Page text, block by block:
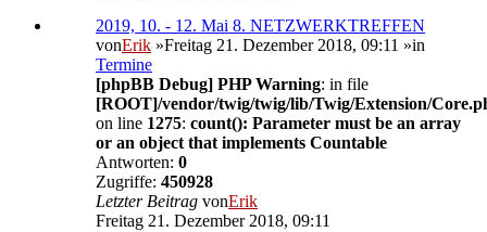
2019, 10. - 12. Mai 8. NETZWERKTREFFEN
vonErik »Freitag 21. Dezember 2018, 09:11 »in
Termine
[phpBB Debug] PHP Warning: in file
[ROOT]/vendor/twig/twig/lib/Twig/Extension/
on line 1275: count(): Parameter must be an array
or an object that implements Countable
Antworten: 0
Zugriffe: 450928
Letzter Beitrag vonErik
Freitag 21. Dezember 2018, 09:11